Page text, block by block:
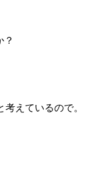
？
考えているので。